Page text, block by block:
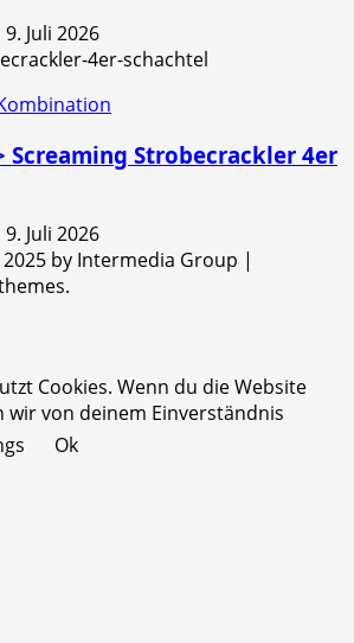
9. Juli 2026
Screaming Strobecrackler 4er
9. Juli 2026
by Intermedia Group |
Cookies. Wenn du die Website
wir von deinem Einverständnis
Ok